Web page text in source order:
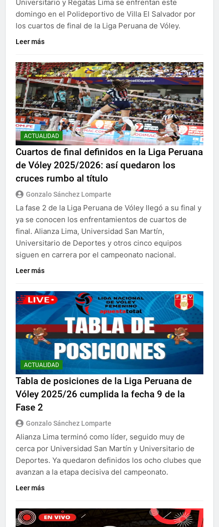
Universitario y Regatas Lima se enfrentan este
domingo en el Polideportivo de Villa El Salvador por
los cuartos de final de la Liga Peruana de Vóley.
Leer más
ACTUALIDAD
Cuartos de final definidos en la Liga Peruana
de Vóley 2025/2026: así quedaron los
cruces rumbo al título
Gonzalo Sánchez Lomparte
La fase 2 de la Liga Peruana de Vóley llegó a su final y
ya se conocen los enfrentamientos de cuartos de
final. Alianza Lima, Universidad San Martín,
Universitario de Deportes y otros cinco equipos
siguen en carrera por el campeonato nacional.
Leer más
ACTUALIDAD
Tabla de posiciones de la Liga Peruana de
Vóley 2025/26 cumplida la fecha 9 de la
Fase 2
Gonzalo Sánchez Lomparte
Alianza Lima terminó como líder, seguido muy de
cerca por Universidad San Martín y Universitario de
Deportes. Ya quedaron definidos los ocho clubes que
avanzan a la etapa decisiva del campeonato.
Leer más